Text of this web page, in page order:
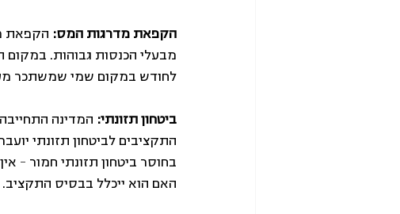
הקפאת מדרגות המס: הקפאת
לחודש במקום שמי שמשתכר מעט יותר מ-7,011
ביטחון תזונתי: המדינה
בחוסר ביטחון תזונתי חמור -
האם הוא ייכלל בבסיס התקציב.